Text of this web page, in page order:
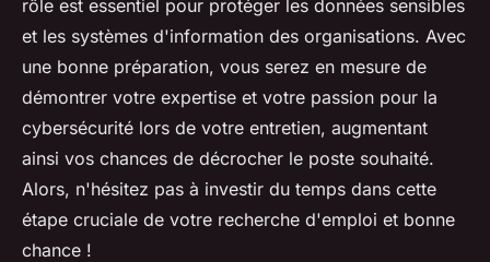
rôle est essentiel pour protéger les données sensibles
et les systèmes d'information des organisations. Avec
une bonne préparation, vous serez en mesure de
démontrer votre expertise et votre passion pour la
cybersécurité lors de votre entretien, augmentant
ainsi vos chances de décrocher le poste souhaité.
Alors, n'hésitez pas à investir du temps dans cette
étape cruciale de votre recherche d'emploi et bonne
chance !